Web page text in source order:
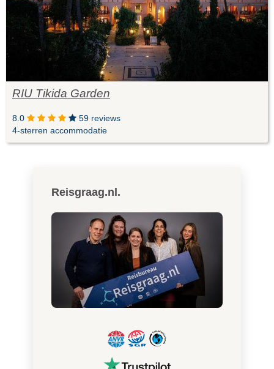
RIU Tikida Garden
8.0
59 reviews
4-sterren accommodatie
Reisgraag.nl.